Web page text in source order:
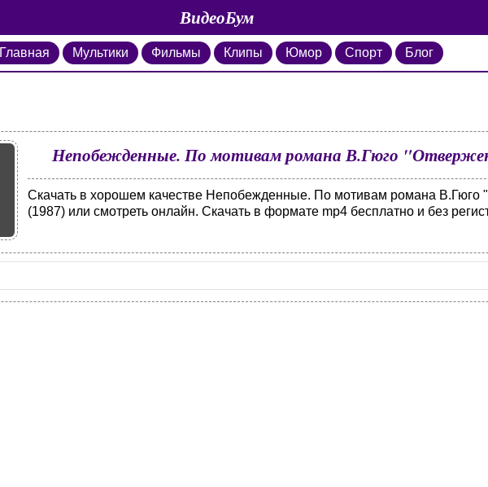
ВидеоБум
Главная Мультики Фильмы Клипы Юмор Спорт Блог
Непобежденные. По мотивам романа В.Гюго
Скачать в хорошем качестве Непобежденные. По мотивам романа В.Гюго
(1987) или смотреть онлайн. Скачать в формате mp4 бесплатно и без